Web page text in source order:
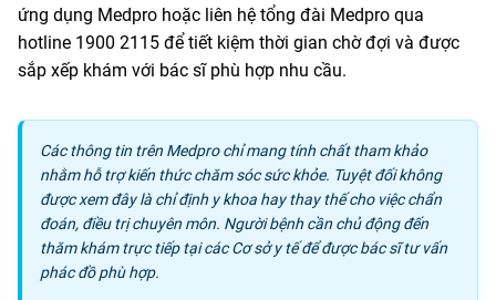
ứng dụng Medpro hoặc liên hệ tổng đài Medpro qua
hotline 1900 2115 để tiết kiệm thời gian chờ đợi và được
sắp xếp khám với bác sĩ phù hợp nhu cầu.
Các thông tin trên Medpro chỉ mang tính chất tham khảo
nhằm hỗ trợ kiến thức chăm sóc sức khỏe. Tuyệt đối không
được xem đây là chỉ định y khoa hay thay thế cho việc chẩn
đoán, điều trị chuyên môn. Người bệnh cần chủ động đến
thăm khám trực tiếp tại các Cơ sở y tế để được bác sĩ tư vấn
phác đồ phù hợp.